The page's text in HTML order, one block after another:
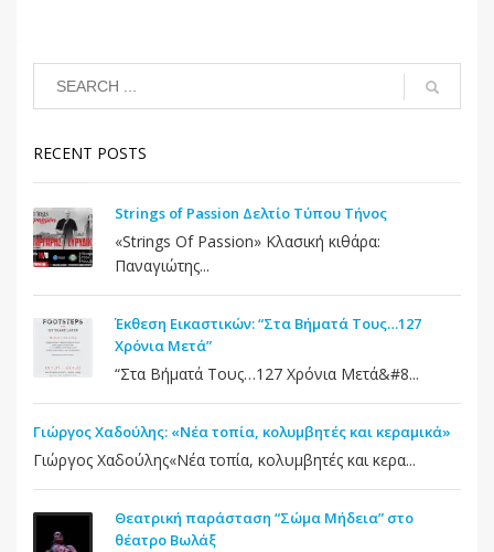
RECENT POSTS
Strings of Passion Δελτίο Τύπου Τήνος
«Strings Of Passion» Κλασική κιθάρα:
Παναγιώτης...
Έκθεση Εικαστικών: “Στα Βήματά Τους…127
Χρόνια Μετά”
“Στα Βήματά Τους…127 Χρόνια Μετά&#8...
Γιώργος Χαδούλης: «Νέα τοπία, κολυμβητές και κεραμικά»
Γιώργος Χαδούλης«Νέα τοπία, κολυμβητές και κερα...
Θεατρική παράσταση “Σώμα Μήδεια” στο
θέατρο Βωλάξ